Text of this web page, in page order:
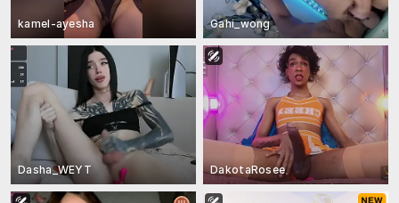
kamel-ayesha Gahi_wong
Dasha_WEYT DakotaRosee